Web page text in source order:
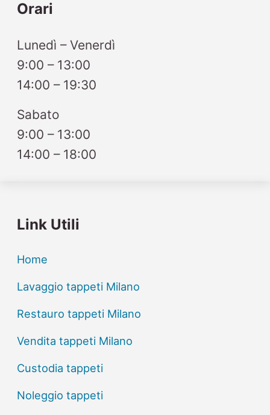
Orari
Lunedì – Venerdì
9:00 – 13:00
14:00 – 19:30
Sabato
9:00 – 13:00
14:00 – 18:00
Link Utili
Home
Lavaggio tappeti Milano
Restauro tappeti Milano
Vendita tappeti Milano
Custodia tappeti
Noleggio tappeti